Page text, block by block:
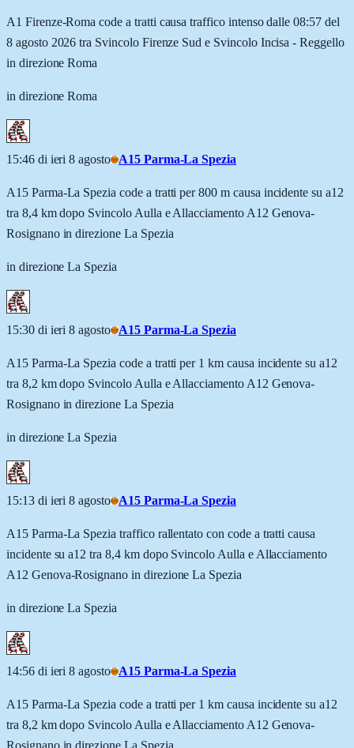
A1 Firenze-Roma code a tratti causa traffico intenso dalle 08:57 del
8 agosto 2026 tra Svincolo Firenze Sud e Svincolo Incisa - Reggello
in direzione Roma
in direzione Roma
15:46 di ieri 8 agosto A15 Parma-La Spezia
A15 Parma-La Spezia code a tratti per 800 m causa incidente su a12
tra 8,4 km dopo Svincolo Aulla e Allacciamento A12 Genova-
Rosignano in direzione La Spezia
in direzione La Spezia
15:30 di ieri 8 agosto A15 Parma-La Spezia
A15 Parma-La Spezia code a tratti per 1 km causa incidente su a12
tra 8,2 km dopo Svincolo Aulla e Allacciamento A12 Genova-
Rosignano in direzione La Spezia
in direzione La Spezia
15:13 di ieri 8 agosto A15 Parma-La Spezia
A15 Parma-La Spezia traffico rallentato con code a tratti causa
incidente su a12 tra 8,4 km dopo Svincolo Aulla e Allacciamento
A12 Genova-Rosignano in direzione La Spezia
in direzione La Spezia
14:56 di ieri 8 agosto A15 Parma-La Spezia
A15 Parma-La Spezia code a tratti per 1 km causa incidente su a12
tra 8,2 km dopo Svincolo Aulla e Allacciamento A12 Genova-
Rosignano in direzione La Spezia